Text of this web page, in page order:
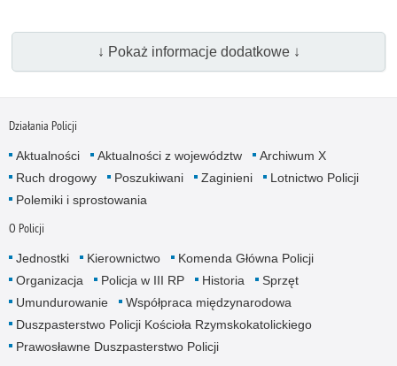
↓ Pokaż informacje dodatkowe ↓
Działania Policji
Aktualności Aktualności z województw
Archiwum X
Ruch drogowy
Poszukiwani Zaginieni
Lotnictwo Policji
Polemiki i sprostowania
O Policji
Jednostki Kierownictwo
Komenda Główna Policji
Organizacja
Policja w III RP Historia
Sprzęt
Umundurowanie
Współpraca międzynarodowa
Duszpasterstwo Policji Kościoła Rzymskokatolickiego
Prawosławne Duszpasterstwo Policji